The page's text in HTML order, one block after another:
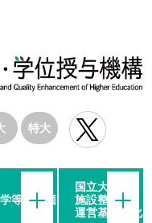
特大
等の評価
国立大学の
施設整備・
運営基盤強化